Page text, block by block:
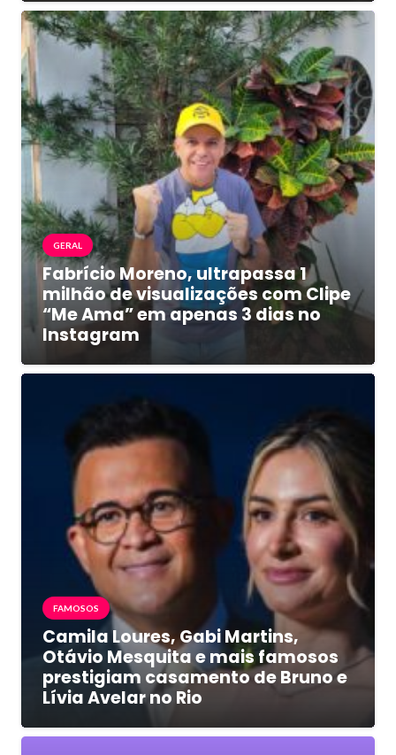
GERAL
Fabrício Moreno, ultrapassa 1
milhão de visualizações com Clipe
“Me Ama” em apenas 3 dias no
Instagram
FAMOSOS
Camila Loures, Gabi Martins,
Otávio Mesquita e mais famosos
prestigiam casamento de Bruno e
Lívia Avelar no Rio